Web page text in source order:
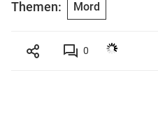
Themen: Mord
0